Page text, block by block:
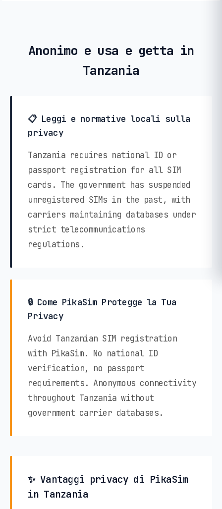
Anonimo e usa e getta in
Tanzania
📋 Leggi e normative locali sulla
privacy
Tanzania requires national ID or
passport registration for all SIM
cards. The government has suspended
unregistered SIMs in the past, with
carriers maintaining databases under
strict telecommunications
regulations.
🔒 Come PikaSim Protegge la Tua
Privacy
Avoid Tanzanian SIM registration
with PikaSim. No national ID
verification, no passport
requirements. Anonymous connectivity
throughout Tanzania without
government carrier databases.
✨ Vantaggi privacy di PikaSim
in Tanzania